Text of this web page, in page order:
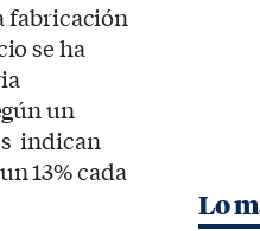
fabricación
se ha
un
indican
13% cada
Lo